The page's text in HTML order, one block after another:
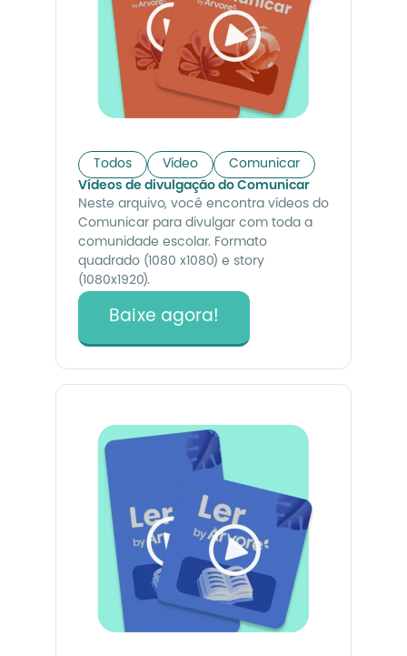
Vídeos de divulgação do Comunicar
Neste arquivo, você encontra vídeos do
Comunicar para divulgar com toda a
comunidade escolar. Formato
quadrado (1080 x1080) e story
(1080x1920).
Baixe agora!
Todos Vídeo Comunicar